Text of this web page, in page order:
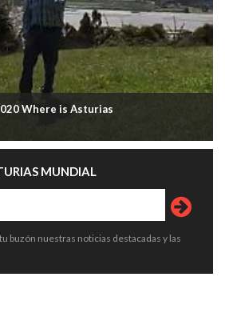
Where is Asturias
MUNDIAL
buzón nuestras noticias destacadas y las